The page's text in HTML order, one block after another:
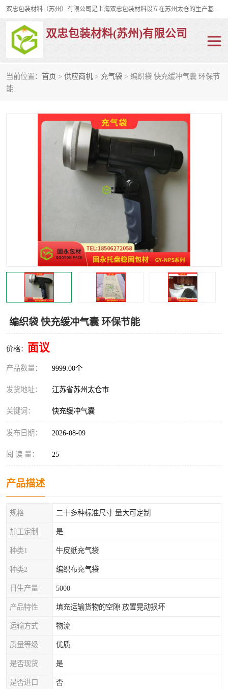
双忠包装材料（苏州）有限公司是上海双忠包装材料设立在苏州太仓的生产基地，占地约2万平米，产品主要有打孔缠绕膜，拉伸蜂窝纸，集装箱充气袋，滑托板，打包带，裹包网兜，防滑纸等箱体和托盘的运输和保护性包材。固永包材®，GooYon Pack®，是我们保护性包装材料的专属品牌。
双忠包装材料(苏州)有限公司
当前位置： 首页 > 供应商机 > 充气袋 > 编织袋 快充缓冲气囊 环保节
能
编织袋 快充缓冲气囊 环保节能
价格： 面议
产品数量： 9999.00个
发货地址： 江苏省苏州太仓市
关键词： 快充缓冲气囊
发布日期： 2026-08-09
阅 读 量： 25
产品描述
规格 二十多种标准尺寸 量大可定制
加工定制 是
种类1 牛皮纸充气袋
种类2 编织布充气袋
日生产量 5000
产品特性 填充运输货物的空隙 放置晃动损坏
运输方式 物流
质量等级 优质
是否现货 是
是否进口 否
裹包网兜 纤维打包带
充气袋
托盘裹包网兜